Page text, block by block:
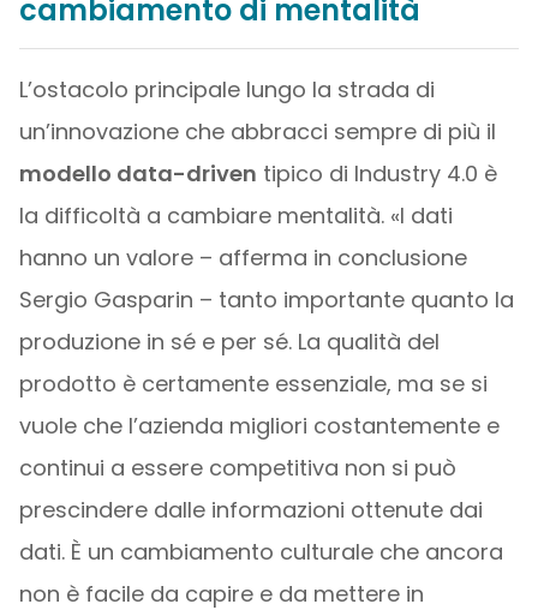
cambiamento di mentalità
L’ostacolo principale lungo la strada di
un’innovazione che abbracci sempre di più il
modello data-driven tipico di Industry 4.0 è
la difficoltà a cambiare mentalità. «I dati
hanno un valore – afferma in conclusione
Sergio Gasparin – tanto importante quanto la
produzione in sé e per sé. La qualità del
prodotto è certamente essenziale, ma se si
vuole che l’azienda migliori costantemente e
continui a essere competitiva non si può
prescindere dalle informazioni ottenute dai
dati. È un cambiamento culturale che ancora
non è facile da capire e da mettere in